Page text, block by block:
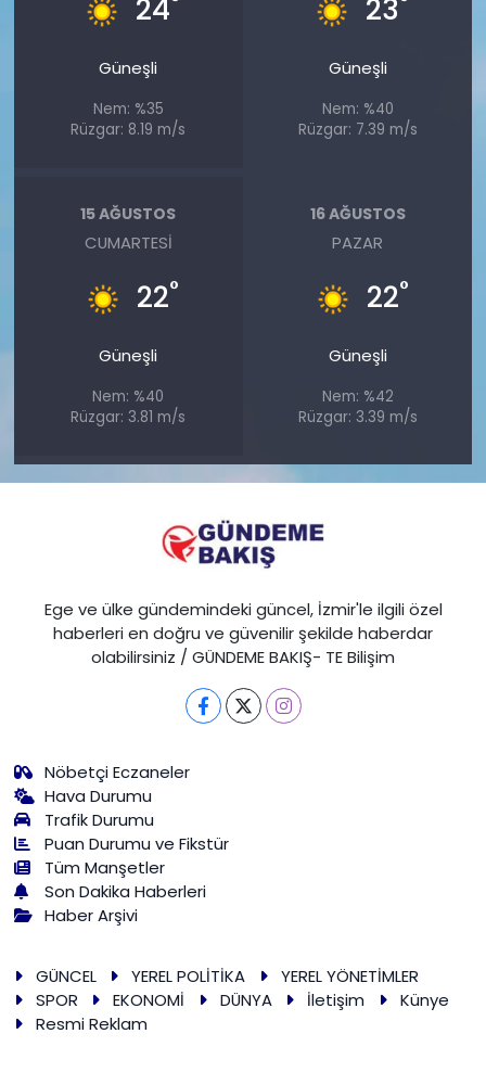
24
Güneşli
Nem: %35
Rüzgar: 8.19 m/s
23
Güneşli
Nem: %40
Rüzgar: 7.39 m/s
15 AĞUSTOS
CUMARTESI
22°
Güneşli
Nem: %40
Rüzgar: 3.81 m/s
16 AĞUSTOS
PAZAR
22°
Güneşli
Nem: %42
Rüzgar: 3.39 m/s
Ege ve ülke gündemindeki güncel, İzmir'le ilgili özel
haberleri en doğru ve güvenilir şekilde haberdar
olabilirsiniz / GÜNDEME BAKIŞ- TE Bilişim
Nöbetçi Eczaneler
Hava Durumu
Trafik Durumu
Puan Durumu ve Fikstür
Tüm Manşetler
Son Dakika Haberleri
Haber Arşivi
GÜNCEL YEREL POLİTİKA
YEREL YÖNETİMLER
SPOR
EKONOMİ DÜNYA İletişim
Künye
Resmi Reklam